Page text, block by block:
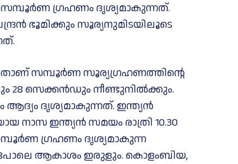
ഗ്രഹണം ദൃശ്യമാകുന്നത്.
ഭൂമിക്കും സൂര്യനുമിടയിലൂടെ
സമ്പൂർണ സൂര്യഗ്രഹണത്തിന്റെ
28 സെക്കൻഡും നീണ്ടുനിൽക്കും.
ദൃശ്യമാകുന്നത്. ഇന്ത്യൻ
നാസ ഇന്ത്യൻ സമയം രാത്രി 10.30
ഗ്രഹണം ദൃശ്യമാകുന്ന
പോലെ ആകാശം ഇരുളും. കൊളംബിയ,